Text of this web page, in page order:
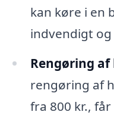
kan køre i en
indvendigt
Rengøring af
rengøring af
fra 800 kr.,